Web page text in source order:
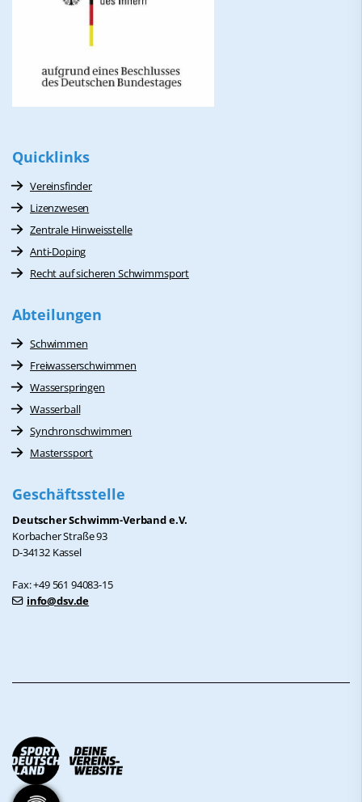
Quicklinks
Vereinsfinder
Lizenzwesen
Zentrale Hinweisstelle
Anti-Doping
Recht auf sicheren Schwimmsport
Abteilungen
Schwimmen
Freiwasserschwimmen
Wasserspringen
Wasserball
Synchronschwimmen
Masterssport
Geschäftsstelle
Deutscher Schwimm-Verband e.V.
Korbacher Straße 93
D-34132 Kassel
Fax: +49 561 94083-15
info@dsv.de